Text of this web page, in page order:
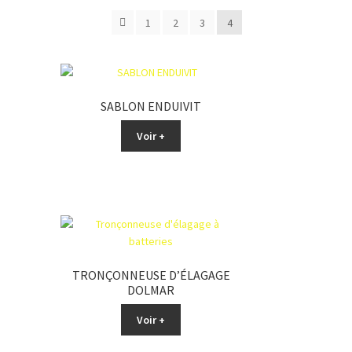
1 2 3 4
SABLON ENDUIVIT
Voir +
TRONÇONNEUSE D’ÉLAGAGE
DOLMAR
Voir +